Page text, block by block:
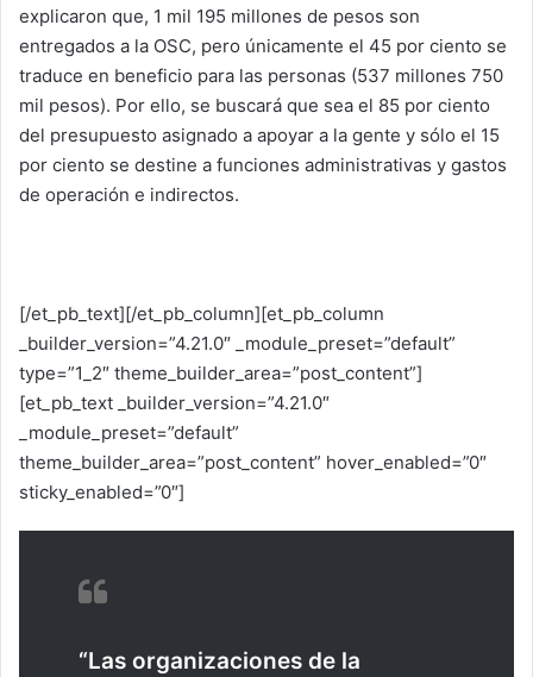
explicaron que, 1 mil 195 millones de pesos son
entregados a la OSC, pero únicamente el 45 por ciento se
traduce en beneficio para las personas (537 millones 750
mil pesos). Por ello, se buscará que sea el 85 por ciento
del presupuesto asignado a apoyar a la gente y sólo el 15
por ciento se destine a funciones administrativas y gastos
de operación e indirectos.
[/et_pb_text][/et_pb_column][et_pb_column
_builder_version=”4.21.0″ _module_preset=”default”
type=”1_2″ theme_builder_area=”post_content”]
[et_pb_text _builder_version=”4.21.0″
_module_preset=”default”
theme_builder_area=”post_content” hover_enabled=”0″
sticky_enabled=”0″]
“Las organizaciones de la